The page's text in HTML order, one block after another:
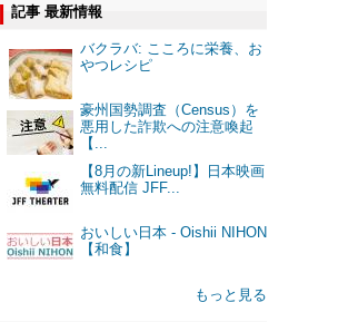
記事 最新情報
バクラバ: こころに栄養、お
やつレシピ
豪州国勢調査（Census）を
悪用した詐欺への注意喚起
【...
【8月の新Lineup!】日本映画
無料配信 JFF...
おいしい日本 - Oishii NIHON
【和食】
もっと見る